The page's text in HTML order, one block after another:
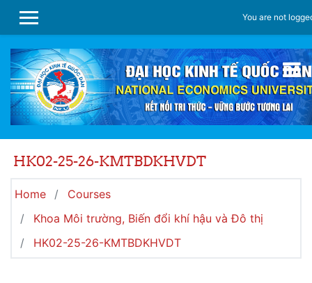
SIDE PANEL
You are not
HK02-25-26-KMTBDKHVDT
Home
Courses
Khoa Môi trường, Biến đổi khí hậu và Đô thị
HK02-25-26-KMTBDKHVDT